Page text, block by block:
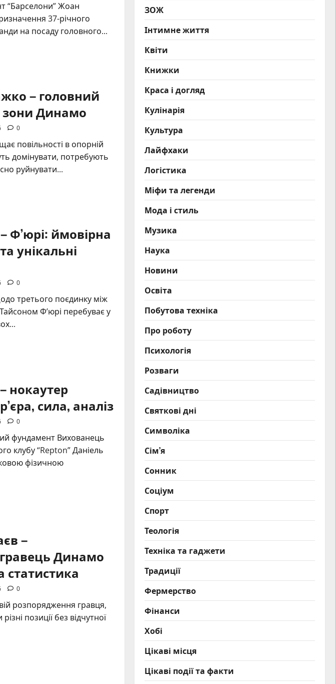
“Барселони” Жоан
37-річного
на посаду головного...
– головний
зони Динамо
0
повільності в опорній
домінувати, потребують
руйнувати...
Ф’юрі: ймовірна
унікальні
0
третього поєдинку між
Ф’юрі перебуває у
нокаутер
сила, аналіз
0
фундамент Вихованець
клубу “Repton” Даніель
фізичною
–
Динамо
статистика
0
розпорядження гравця,
позиції без відчутної
ЗОЖ
Інтимне життя
Квіти
Книжки
Краса і догляд
Кулінарія
Культура
Лайфхаки
Логістика
Міфи та легенди
Мода і стиль
Музика
Наука
Новини
Освіта
Побутова техніка
Про роботу
Психологія
Розваги
Садівництво
Святкові дні
Символіка
Сім’я
Сонник
Соціум
Спорт
Теологія
Техніка та гаджети
Традиції
Фермерство
Фінанси
Хобі
Цікаві місця
Цікаві події та факти